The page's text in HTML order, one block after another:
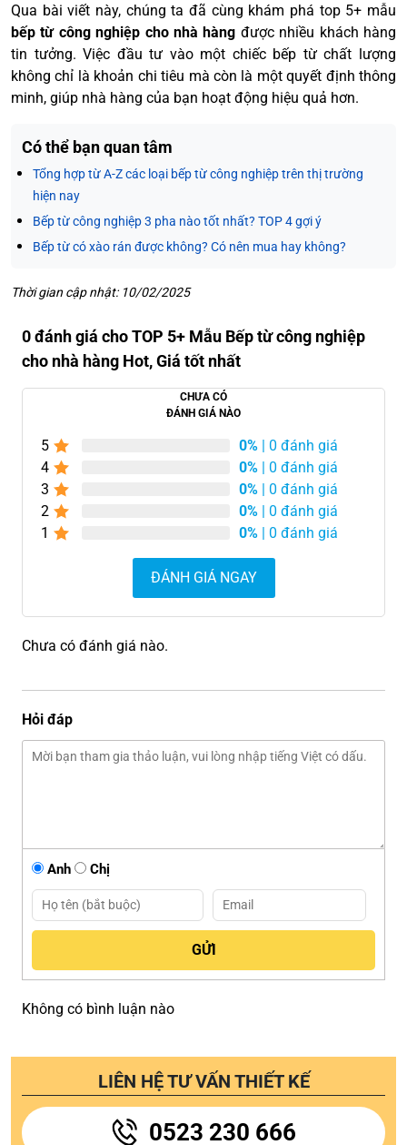
Qua bài viết này, chúng ta đã cùng khám phá top 5+ mẫu
bếp từ công nghiệp cho nhà hàng được nhiều khách hàng
tin tưởng. Việc đầu tư vào một chiếc bếp từ chất lượng
không chỉ là khoản chi tiêu mà còn là một quyết định thông
minh, giúp nhà hàng của bạn hoạt động hiệu quả hơn.
Có thể bạn quan tâm
Tổng hợp từ A-Z các loại bếp từ công nghiệp trên thị trường
hiện nay
Bếp từ công nghiệp 3 pha nào tốt nhất? TOP 4 gợi ý
Bếp từ có xào rán được không? Có nên mua hay không?
Thời gian cập nhật: 10/02/2025
0 đánh giá cho TOP 5+ Mẫu Bếp từ công nghiệp
cho nhà hàng Hot, Giá tốt nhất
CHƯA CÓ
ĐÁNH GIÁ NÀO
5 0% | 0 đánh giá
4
0% | 0 đánh giá
3
0% | 0 đánh giá
2
0% | 0 đánh giá
1
0% | 0 đánh giá
ĐÁNH GIÁ NGAY
Chưa có đánh giá nào.
Hỏi đáp
Anh Chị
Không có bình luận nào
LIÊN HỆ TƯ VẤN THIẾT KẾ
0523 230 666